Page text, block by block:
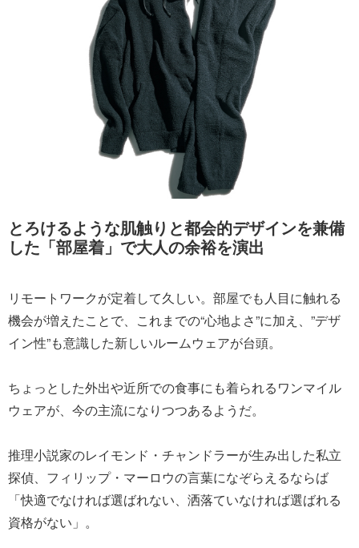
とろけるような肌触りと都会的デザインを兼備
した「部屋着」で大人の余裕を演出
リモートワークが定着して久しい。部屋でも人目に触れる
機会が増えたことで、これまでの“心地よさ”に加え、”デザ
イン性”も意識した新しいルームウェアが台頭。
ちょっとした外出や近所での食事にも着られるワンマイル
ウェアが、今の主流になりつつあるようだ。
推理小説家のレイモンド・チャンドラーが生み出した私立
探偵、フィリップ・マーロウの言葉になぞらえるならば
「快適でなければ選ばれない、洒落ていなければ選ばれる
資格がない」。